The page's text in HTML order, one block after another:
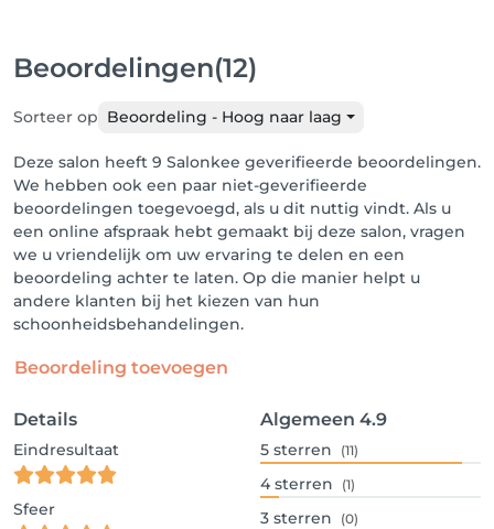
Beoordelingen(12)
Sorteer op Beoordeling - Hoog naar laag
Deze salon heeft 9 Salonkee geverifieerde beoordelingen.
We hebben ook een paar niet-geverifieerde
beoordelingen toegevoegd, als u dit nuttig vindt. Als u
een online afspraak hebt gemaakt bij deze salon, vragen
we u vriendelijk om uw ervaring te delen en een
beoordeling achter te laten. Op die manier helpt u
andere klanten bij het kiezen van hun
schoonheidsbehandelingen.
Beoordeling toevoegen
Details
Eindresultaat
Sfeer
Algemeen 4.9
5 sterren (11)
4 sterren (1)
3 sterren (0)